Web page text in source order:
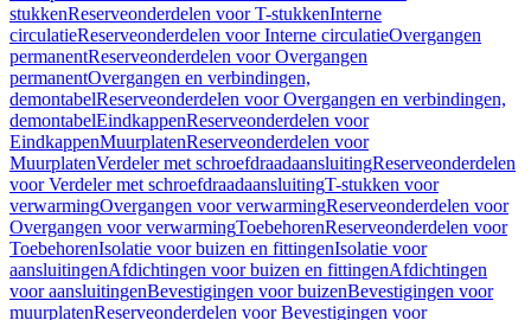
stukkenReserveonderdelen voor T-stukkenInterne
circulatieReserveonderdelen voor Interne circulatieOvergangen
permanentReserveonderdelen voor Overgangen
permanentOvergangen en verbindingen,
demontabelReserveonderdelen voor Overgangen en verbindingen,
demontabelEindkappenReserveonderdelen voor
EindkappenMuurplatenReserveonderdelen voor
MuurplatenVerdeler met schroefdraadaansluitingReserveonderdelen
voor Verdeler met schroefdraadaansluitingT-stukken voor
verwarmingOvergangen voor verwarmingReserveonderdelen voor
Overgangen voor verwarmingToebehorenReserveonderdelen voor
ToebehorenIsolatie voor buizen en fittingenIsolatie voor
aansluitingenAfdichtingen voor buizen en fittingenAfdichtingen
voor aansluitingenBevestigingen voor buizenBevestigingen voor
muurplatenReserveonderdelen voor Bevestigingen voor